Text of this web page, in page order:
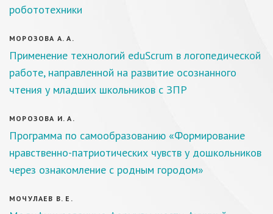
робототехники
МОРОЗОВА А. А.
Применение технологий eduScrum в логопедической
работе, направленной на развитие осознанного
чтения у младших школьников с ЗПР
МОРОЗОВА И. А.
Программа по самообразованию «Формирование
нравственно-патриотических чувств у дошкольников
через ознакомление с родным городом»
МОЧУЛАЕВ В. Е.